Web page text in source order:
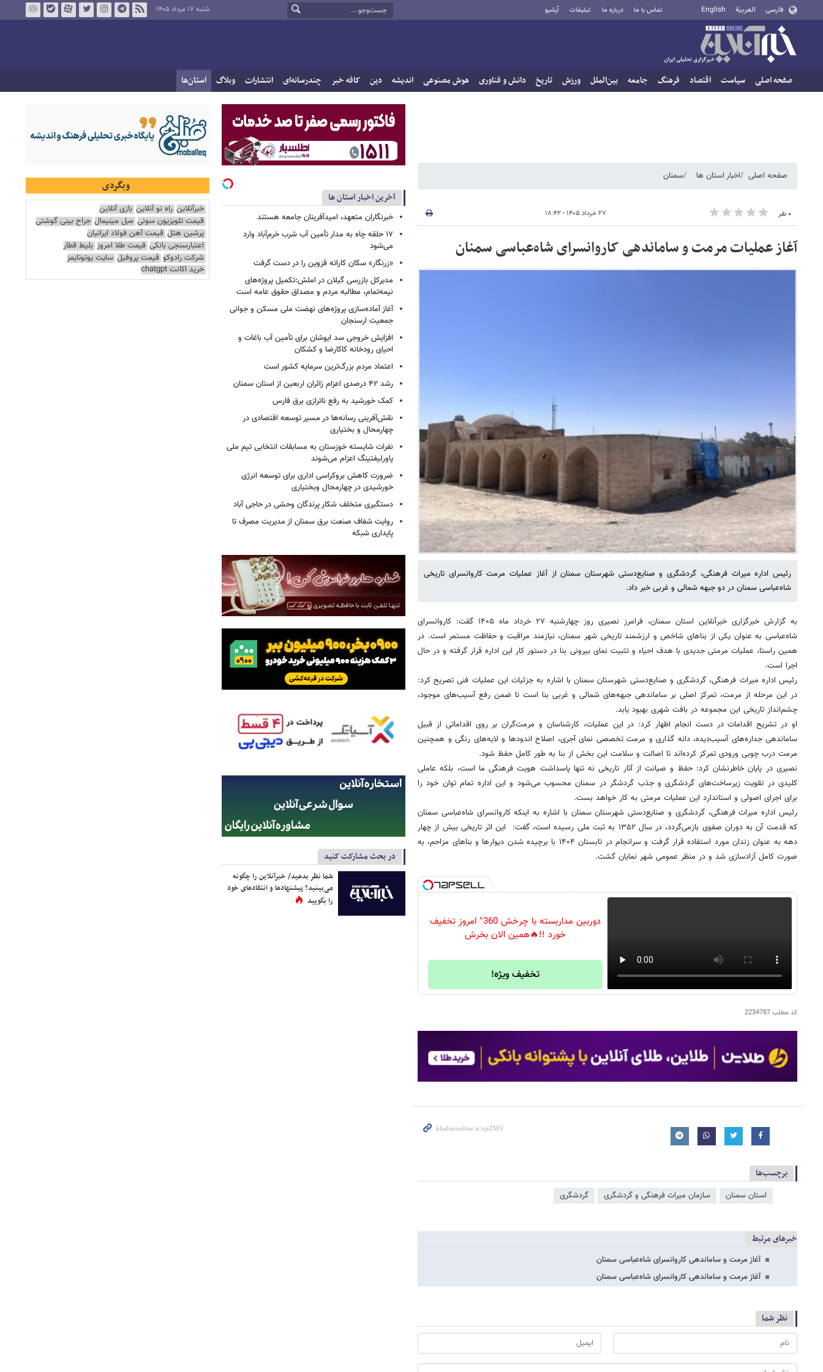
فارسی العربية English تماس با ما درباره ما تبلیغات آرشیو شنبه ۱۷ مرداد ۱۴۰۵
صفحه اصلی سیاست اقتصاد فرهنگ جامعه بین‌الملل ورزش تاریخ دانش و فناوری هوش مصنوعی اندیشه دین کافه خبر چندرسانه‌ای انتشارات وبلاگ استان‌ها
صفحه اصلی اخبار استان ها سمنان
۰ نفر ۲۷ خرداد ۱۴۰۵ - ۱۸:۴۲
آغاز عملیات مرمت و ساماندهی کاروانسرای شاه‌عباسی سمنان
رئیس اداره میراث فرهنگی، گردشگری و صنایع‌دستی شهرستان سمنان از آغاز عملیات مرمت کاروانسرای تاریخی
شاه‌عباسی سمنان در دو جبهه شمالی و غربی خبر داد.
به گزارش خبرگزاری خبرآنلاین استان سمنان، فرامرز نصیری روز چهارشنبه ۲۷ خرداد ماه ۱۴۰۵ گفت: کاروانسرای
شاه‌عباسی به عنوان یکی از بناهای شاخص و ارزشمند تاریخی شهر سمنان، نیازمند مراقبت و حفاظت مستمر است. در
همین راستا، عملیات مرمتی جدیدی با هدف احیاء و تثبیت نمای بیرونی بنا در دستور کار این اداره قرار گرفته و در حال
اجرا است.
رئیس اداره میراث فرهنگی، گردشگری و صنایع‌دستی شهرستان سمنان با اشاره به جزئیات این عملیات فنی تصریح کرد:
در این مرحله از مرمت، تمرکز اصلی بر ساماندهی جبهه‌های شمالی و غربی بنا است تا ضمن رفع آسیب‌های موجود،
چشم‌انداز تاریخی این مجموعه در بافت شهری بهبود یابد.
او در تشریح اقدامات در دست انجام اظهار کرد: در این عملیات، کارشناسان و مرمت‌گران بر روی اقداماتی از قبیل
ساماندهی جداره‌های آسیب‌دیده، دانه گذاری و مرمت تخصصی نمای آجری، اصلاح اندودها و لایه‌های رنگی و همچنین
مرمت درب چوبی ورودی تمرکز کرده‌اند تا اصالت و سلامت این بخش از بنا به طور کامل حفظ شود.
نصیری در پایان خاطرنشان کرد: حفظ و صیانت از آثار تاریخی نه تنها پاسداشت هویت فرهنگی ما است، بلکه عاملی
کلیدی در تقویت زیرساخت‌های گردشگری و جذب گردشگر در سمنان محسوب می‌شود و این اداره تمام توان خود را
برای اجرای اصولی و استاندارد این عملیات مرمتی به کار خواهد بست.
رئیس اداره میراث فرهنگی، گردشگری و صنایع‌دستی شهرستان سمنان با اشاره به اینکه کاروانسرای شاه‌عباسی سمنان
که قدمت آن به دوران صفوی بازمی‌گردد، در سال ۱۳۵۲ به ثبت ملی رسیده است، گفت: این اثر تاریخی بیش از چهار
دهه به عنوان زندان مورد استفاده قرار گرفت و سرانجام در تابستان ۱۴۰۴ با برچیده شدن دیوارها و بناهای مزاحم، به
صورت کامل آزادسازی شد و در منظر عمومی شهر نمایان گشت.
دوربین مداربسته با چرخش 360° امروز تخفیف
خورد !!🔥همین الان بخرش
تخفیف ویژه!
کد مطلب2234787
برچسب‌ها
استان سمنان سازمان میراث فرهنگی و گردشگری گردشگری
خبرهای مرتبط
آغاز مرمت و ساماندهی کاروانسرای شاه‌عباسی سمنان
آغاز مرمت و ساماندهی کاروانسرای شاه‌عباسی سمنان
نظر شما
آخرین اخبار استان ها
خبرنگاران متعهد، امیدآفرینان جامعه هستند
۱۷ حلقه چاه به مدار تأمین آب شرب خرم‌آباد وارد
می‌شود
«زرنگار» سکان کاراته قزوین را در دست گرفت
مدیرکل بازرسی گیلان در املش:تکمیل پروژه‌های
نیمه‌تمام، مطالبه مردم و مصداق حقوق عامه است
آغاز آماده‌سازی پروژه‌های نهضت ملی مسکن و جوانی
جمعیت ارسنجان
افزایش خروجی سد ایوشان برای تأمین آب باغات و
احیای رودخانه‌ کاکارضا و کشکان
اعتماد مردم بزرگ‌ترین سرمایه کشور است
رشد ۴۲ درصدی اعزام زائران اربعین از استان سمنان
کمک خورشید به رفع ناترازی برق فارس
نقش‌آفرینی رسانه‌ها در مسیر توسعه اقتصادی در
چهارمحال و بختیاری
نفرات شایسته خوزستان به مسابقات انتخابی تیم ملی
پاورلیفتینگ اعزام می‌شوند
ضرورت کاهش بروکراسی اداری برای توسعه انرژی
خورشیدی در چهارمحال وبختیاری
دستگیری متخلف شکار پرندگان وحشی در حاجی آباد
روایت شفاف صنعت برق سمنان از مدیریت مصرف تا
پایداری شبکه
در بحث مشارکت کنید
شما نظر بدهید/ خبرآنلاین را چگونه
می‌بینید؟ پیشنهادها و انتقادهای خود
را بگویید
وبگردی
خبرآنلاین راه نو آنلاین بازی آنلاین
قیمت تلویزیون سونی مبل مینیمال جراح بینی گوشتی
پرشین هتل قیمت آهن فولاد ایرانیان
اعتبارسنجی بانکی قیمت طلا امروز بلیط قطار
شرکت رادوکو قیمت پروفیل سایت یوتوتایمز
خرید اکانت chatgpt